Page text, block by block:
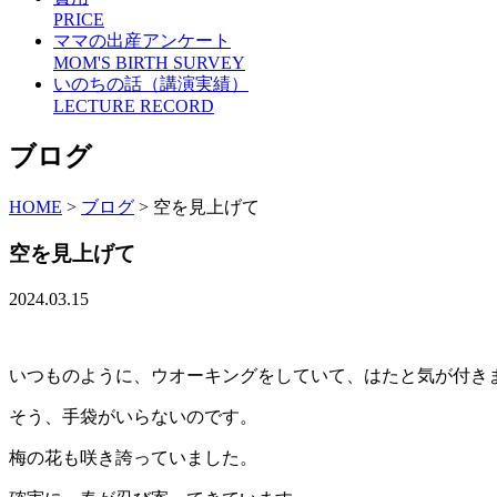
PRICE
ママの出産アンケート
MOM'S BIRTH SURVEY
いのちの話（講演実績）
LECTURE RECORD
ブログ
HOME > ブログ > 空を見上げて
空を見上げて
2024.03.15
いつものように、ウオーキングをしていて、はたと気が付き
そう、手袋がいらないのです。
梅の花も咲き誇っていました。